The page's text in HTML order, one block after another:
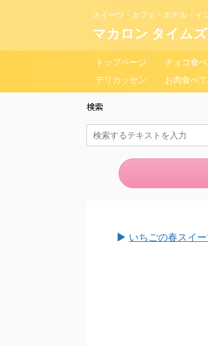
スイーツ・カフェ・ホテル・イ
マカロン タイムズ
トップページ チョコ食
デリカッセン
お肉食べ
検索
► いちごの春スイー